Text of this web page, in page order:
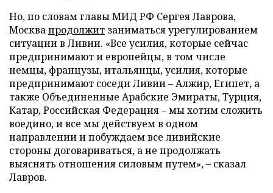
Но, по словам главы МИД РФ Сергея Лаврова,
Москвапродолжит заниматься урегулированием
ситуации в Ливии. «Все усилия, которые сейчас
предпринимают и европейцы, в том числе
немцы, французы, итальянцы, усилия, которые
предпринимают соседи Ливии – Алжир, Египет, а
также Объединенные Арабские Эмираты, Турция,
Катар, Российская Федерация – мы хотим сложить
воедино, и все мы действуем в одном
направлении и побуждаем все ливийские
стороны договариваться, а не продолжать
выяснять отношения силовым путем», – сказал
Лавров.